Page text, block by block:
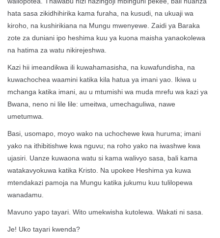
hata sasa zikidhihirika kama furaha, na kusudi, na ukuaji wa
kiroho, na kushirikiana na Mungu mwenyewe. Zaidi ya Baraka
zote za duniani ipo heshima kuu ya kuona maisha yanaokolewa
na hatima za watu nikirejeshwa.
Kazi hii imeandikwa ili kuwahamasisha, na kuwafundisha, na
kuwachochea waamini katika kila hatua ya imani yao. Ikiwa u
mchanga katika imani, au u mtumishi wa muda mrefu wa kazi ya
Bwana, neno ni lile lile: umeitwa, umechaguliwa, nawe
umetumwa.
Basi, usomapo, moyo wako na uchochewe kwa huruma; imani
yako na ithibitishwe kwa nguvu; na roho yako na iwashwe kwa
ujasiri. Uanze kuwaona watu si kama walivyo sasa, bali kama
watakavyokuwa katika Kristo. Na upokee Heshima ya kuwa
mtendakazi pamoja na Mungu katika jukumu kuu tulilopewa
wanadamu.
Mavuno yapo tayari. Wito umekwisha kutolewa. Wakati ni sasa.
Je! Uko tayari kwenda?